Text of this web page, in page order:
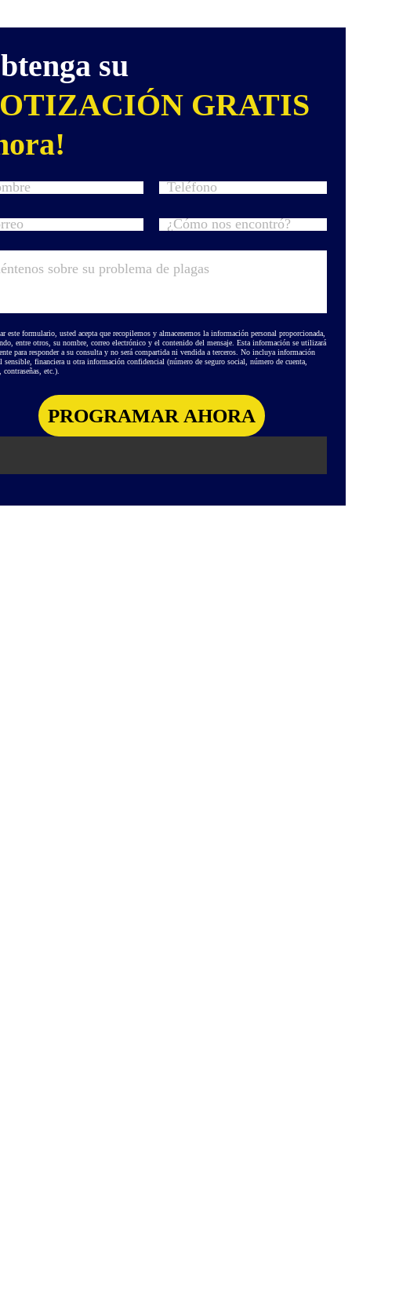
su
GRATIS
este formulario, usted acepta que recopilemos y almacenemos la información personal proporcionada,
entre otros, su nombre, correo electrónico y el contenido del mensaje. Esta información se utilizará
para responder a su consulta y no será compartida ni vendida a terceros. No incluya información
sensible, financiera u otra información confidencial (número de seguro social, número de cuenta,
contraseñas, etc.).